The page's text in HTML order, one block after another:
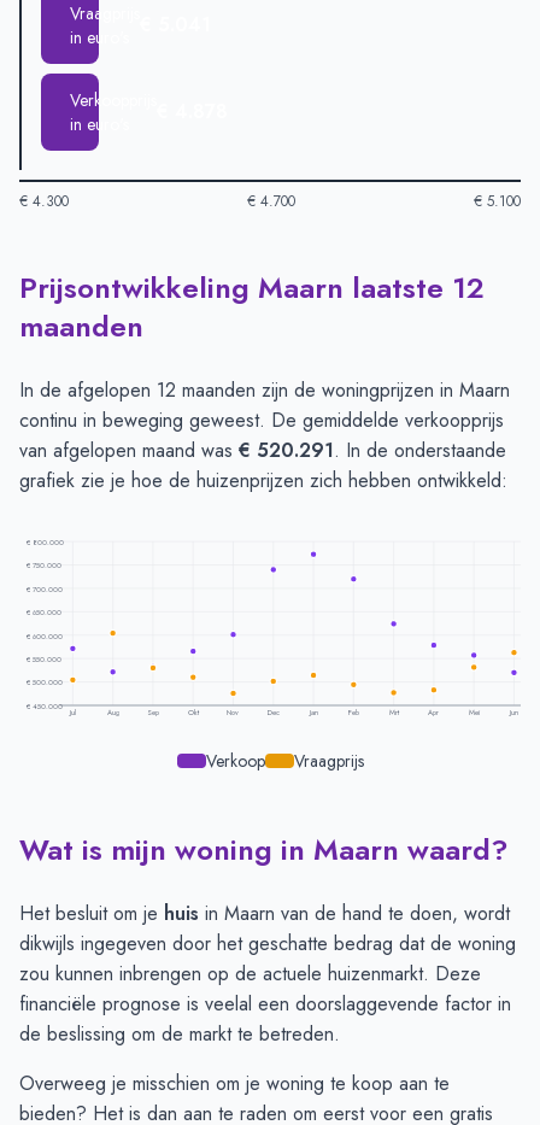
Vraagprijs
in euro's
Verkoopprijs
in euro's
€ 4.300 € 4.700 € 5.100
Huizenprijzen in Maarn per m2-Afgelopen 3 maanden (per
Vraagprijs in euro's
Verkoopprijs in euro's
Prijsontwikkeling Maarn laatste 12
maanden
In de afgelopen 12 maanden zijn de woningprijzen in Maarn
continu in beweging geweest. De gemiddelde verkoopprijs
van afgelopen maand was € 520.291. In de onderstaande
grafiek zie je hoe de huizenprijzen zich hebben ontwikkeld:
€ 800.000
€ 750.000
€ 700.000
€ 650.000
€ 600.000
€ 550.000
€ 500.000
€ 450.000
Jul Aug Sep Okt Nov Dec Jan Feb Mrt Apr Mei Jun
Verkoop Vraagprijs
Prijsontwikkeling per maand -Maarn
Vraagprijs
Verkoopprijs
Juli
€ 503.809 € 570.751
Augustus
€ 604.705€ 521.250
September€ 530.214 € 532.833
Oktober
€ 510.050 € 565.857
November€ 475.020€ 601.393
Januari
€ 514.894 € 773.284
Wat is mijn woning in Maarn waard?
Het besluit om je huis in Maarn van de hand te doen, wordt
dikwijls ingegeven door het geschatte bedrag dat de woning
zou kunnen inbrengen op de actuele huizenmarkt. Deze
financiële prognose is veelal een doorslaggevende factor in
de beslissing om de markt te betreden.
Overweeg je misschien om je woning te koop aan te
bieden? Het is dan aan te raden om eerst voor een gratis